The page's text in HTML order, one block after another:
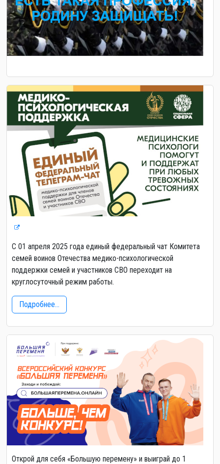
С 01 апреля 2025 года единый федеральный чат Комитета
семей воинов Отечества медико-психологической
поддержки семей и участников СВО переходит на
круглосуточный режим работы.
Подробнее...
Открой для себя «Большую перемену» и выиграй до 1